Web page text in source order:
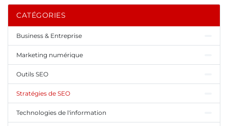
CATÉGORIES
Business & Entreprise
Marketing numérique
Outils SEO
Stratégies de SEO
Technologies de l'information